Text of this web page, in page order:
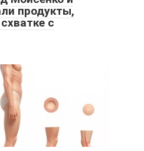
продукты,
с